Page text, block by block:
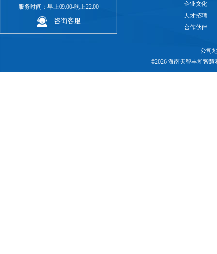
服务时间：早上09:00-晚上22:00
咨询客服
企业文化
人才招聘
合作伙伴
公司
©2026 海南天智丰和智